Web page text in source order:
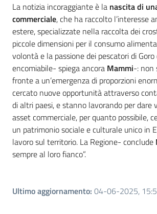
La notizia incoraggiante è la nascita di
commerciale, che ha raccolto l’interesse
estere, specializzate nella raccolta dei
piccole dimensioni per il consumo
volontà e la passione dei pescatori di Goro
encomiabile- spiega ancora Mammi-: non
fronte a un’emergenza di proporzioni
cercato nuove opportunità attraverso
di altri paesi, e stanno lavorando per dare
asset commerciale, per quanto possibile,
un patrimonio sociale e culturale unico in
lavoro sul territorio. La Regione- conclude
sempre al loro fianco”.
Ultimo aggiornamento: 04-06-2025,